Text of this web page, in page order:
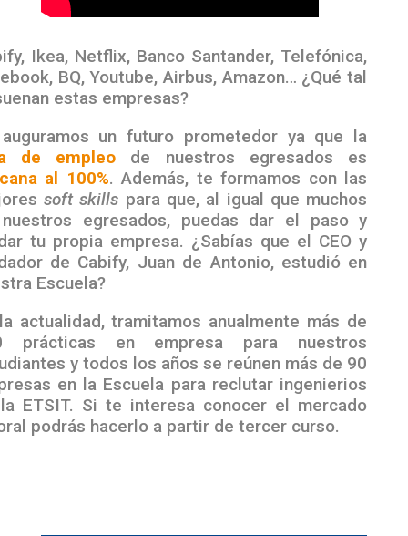
Ikea, Netflix, Banco Santander, Telefónica,
BQ, Youtube, Airbus, Amazon… ¿Qué tal
estas empresas?
un futuro prometedor ya que la
de empleo de nuestros egresados es
al 100%. Además, te formamos con las
soft skills para que, al igual que muchos
egresados, puedas dar el paso y
tu propia empresa. ¿Sabías que el CEO y
de Cabify, Juan de Antonio, estudió en
Escuela?
actualidad, tramitamos anualmente más de
prácticas en empresa para nuestros
y todos los años se reúnen más de 90
en la Escuela para reclutar ingenierios
ETSIT. Si te interesa conocer el mercado
podrás hacerlo a partir de tercer curso.